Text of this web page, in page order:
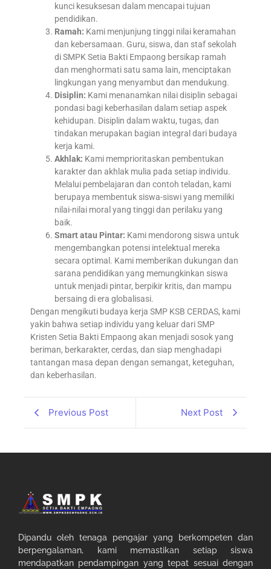
kunci kesuksesan dalam mencapai tujuan
pendidikan.
Ramah: Kami menjunjung tinggi nilai keramahan
dan kebersamaan. Guru, siswa, dan staf sekolah
di SMPK Setia Bakti Empaong bersikap ramah
dan menghormati satu sama lain, menciptakan
lingkungan yang menyambut dan mendukung.
Disiplin: Kami menanamkan nilai disiplin sebagai
pondasi bagi keberhasilan dalam setiap aspek
kehidupan. Disiplin dalam waktu, tugas, dan
tindakan merupakan bagian integral dari budaya
kerja kami.
Akhlak: Kami memprioritaskan pembentukan
karakter dan akhlak mulia pada setiap individu.
Melalui pembelajaran dan contoh teladan, kami
berupaya membentuk siswa-siswi yang memiliki
nilai-nilai moral yang tinggi dan perilaku yang
baik.
Smart atau Pintar: Kami mendorong siswa untuk
mengembangkan potensi intelektual mereka
secara optimal. Kami memberikan dukungan dan
sarana pendidikan yang memungkinkan siswa
untuk menjadi pintar, berpikir kritis, dan mampu
bersaing di era globalisasi.
Dengan mengikuti budaya kerja SMP KSB CERDAS, kami
yakin bahwa setiap individu yang keluar dari SMP
Kristen Setia Bakti Empaong akan menjadi sosok yang
beriman, berkarakter, cerdas, dan siap menghadapi
tantangan masa depan dengan semangat, keteguhan,
dan keberhasilan.
Previous Post Next Post
Dipandu oleh tenaga pengajar yang berkompeten dan
berpengalaman, kami memastikan setiap siswa
mendapatkan pendampingan yang tepat sesuai dengan